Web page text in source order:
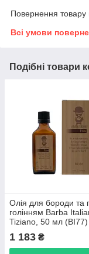
Повернення товару
Всі умови
Подібні товари
Олія для бороди та
голінням Barba
Tiziano, 50 мл (BI77)
1 183 ₴